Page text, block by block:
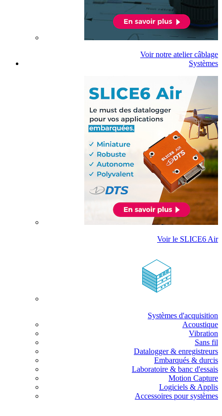
Voir notre atelier câblage
Systèmes
Voir le SLICE6 Air
Systèmes d'acquisition
Acoustique
Vibration
Sans fil
Datalogger & enregistreurs
Embarqués & durcis
Laboratoire & banc d'essais
Motion Capture
Logiciels & Applis
Accessoires pour systèmes